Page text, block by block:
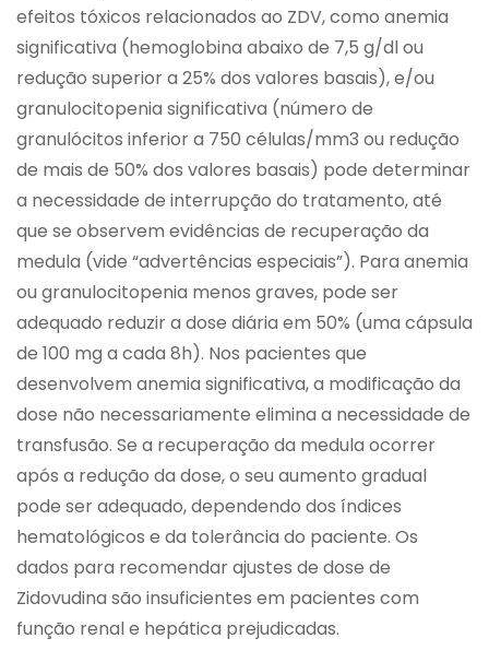
efeitos tóxicos relacionados ao ZDV, como anemia
significativa (hemoglobina abaixo de 7,5 g/dl ou
redução superior a 25% dos valores basais), e/ou
granulocitopenia significativa (número de
granulócitos inferior a 750 células/mm3 ou redução
de mais de 50% dos valores basais) pode determinar
a necessidade de interrupção do tratamento, até
que se observem evidências de recuperação da
medula (vide “advertências especiais”). Para anemia
ou granulocitopenia menos graves, pode ser
adequado reduzir a dose diária em 50% (uma cápsula
de 100 mg a cada 8h). Nos pacientes que
desenvolvem anemia significativa, a modificação da
dose não necessariamente elimina a necessidade de
transfusão. Se a recuperação da medula ocorrer
após a redução da dose, o seu aumento gradual
pode ser adequado, dependendo dos índices
hematológicos e da tolerância do paciente. Os
dados para recomendar ajustes de dose de
Zidovudina são insuficientes em pacientes com
função renal e hepática prejudicadas.